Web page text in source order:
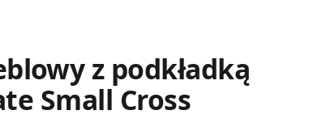
z podkładką
Small Cross